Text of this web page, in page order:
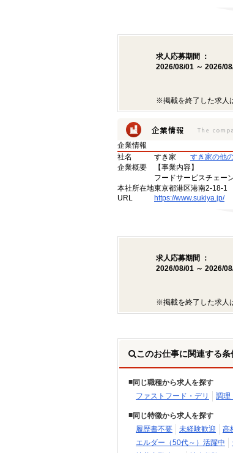
求人応募期間 ：
2026/08/01 ～ 2026/
※掲載を終了した求人
企業情報
社名
すき家
すき家の他
企業概要
【事業内容】
フードサービスチェー
本社所在地東京都港区港南2-18-1
URL
https://www.sukiya.jp/
求人応募期間 ：
2026/08/01 ～ 2026/
※掲載を終了した求人
このお仕事に関連する条
同じ職種から求人を探す
ファストフード・デリ
調理
同じ特徴から求人を探す
履歴書不要
未経験歓迎 高
エルダー（50代～）活躍中